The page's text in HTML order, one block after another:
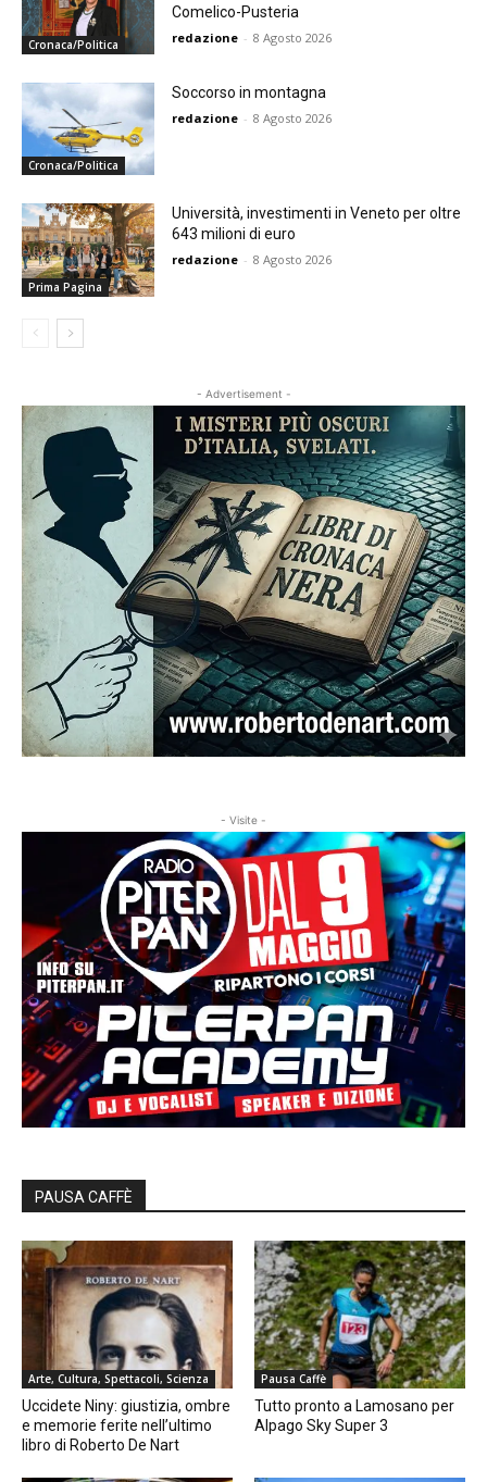
Cronaca/Politica
Comelico-Pusteria
redazione - 8 Agosto 2026
Cronaca/Politica
Soccorso in montagna
redazione - 8 Agosto 2026
Prima Pagina
Università, investimenti in Veneto per oltre
643 milioni di euro
redazione - 8 Agosto 2026
- Advertisement -
- Visite -
PAUSA CAFFÈ
Arte, Cultura, Spettacoli, Scienza
Uccidete Niny: giustizia, ombre
e memorie ferite nell’ultimo
libro di Roberto De Nart
Pausa Caffè
Tutto pronto a Lamosano per
Alpago Sky Super 3